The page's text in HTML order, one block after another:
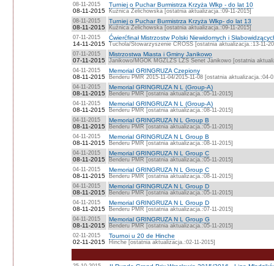
08-11-2015
08-11-2015
Turniej o Puchar Burmistrza Krzyża Wlkp - do lat 10
Kuźnica Żelichowska [ostatnia aktualizacja.:09-11-2015]
08-11-2015
08-11-2015
Turniej o Puchar Burmistrza Krzyża Wlkp- do lat 13
Kuźnica Żelichowska [ostatnia aktualizacja.:09-11-2015]
07-11-2015
14-11-2015
Ćwierćfinał Mistrzostw Polski Niewidomych i
Tuchola/Stowarzyszenie CROSS [ostatnia aktualizacja.:13-11-
07-11-2015
07-11-2015
Mistrzostwa Miasta i Gminy Janikowo
Janikowo/MGOK MGZLZS LZS Senet Janikowo [ostatnia
04-11-2015
08-11-2015
Memorial GRINGRUZA Czepiony
Benderu PMR 2015-11-04/2015-11-08 [ostatnia aktualizacja.:04-
04-11-2015
08-11-2015
Memorial GRINGRUZA N L (Group-A)
Benderu PMR [ostatnia aktualizacja.:05-11-2015]
04-11-2015
08-11-2015
Memorial GRINGRUZA N L (Group-A)
Benderu PMR [ostatnia aktualizacja.:08-11-2015]
04-11-2015
08-11-2015
Memorial GRINGRUZA N L Group B
Benderu PMR [ostatnia aktualizacja.:05-11-2015]
04-11-2015
08-11-2015
Memorial GRINGRUZA N L Group B
Benderu PMR [ostatnia aktualizacja.:08-11-2015]
04-11-2015
08-11-2015
Memorial GRINGRUZA N L Group C
Benderu PMR [ostatnia aktualizacja.:05-11-2015]
04-11-2015
08-11-2015
Memorial GRINGRUZA N L Group C
Benderu PMR [ostatnia aktualizacja.:08-11-2015]
04-11-2015
08-11-2015
Memorial GRINGRUZA N L Group D
Benderu PMR [ostatnia aktualizacja.:05-11-2015]
04-11-2015
08-11-2015
Memorial GRINGRUZA N L Group D
Benderu PMR [ostatnia aktualizacja.:07-11-2015]
04-11-2015
08-11-2015
Memorial GRINGRUZA N L Group G
Benderu PMR [ostatnia aktualizacja.:05-11-2015]
02-11-2015
02-11-2015
Tournoi u 20 de Hinche
Hinche [ostatnia aktualizacja.:02-11-2015]